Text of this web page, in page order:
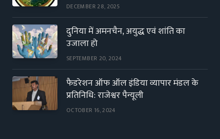
DECEMBER 28, 2025
दुनिया में अमनचैन, अयुद्ध एवं शांति का
उजाला हो
SEPTEMBER 20, 2024
फैडरेशन ऑफ ऑल इंडिया व्यापार मंडल के
प्रतिनिधि: राजेश्वर पैन्यूली
OCTOBER 16, 2024